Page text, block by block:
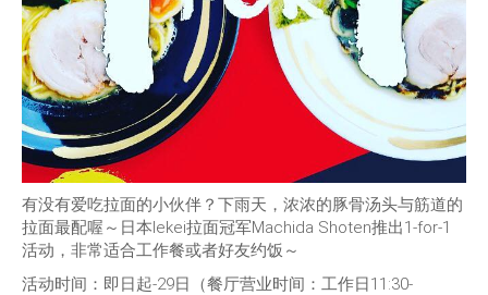
有没有爱吃拉面的小伙伴？下雨天，浓浓的豚骨汤头与筋道的
拉面最配喔～日本Iekei拉面冠军Machida Shoten推出1-for-1
活动，非常适合工作餐或者好友约饭～
活动时间：即日起-29日（餐厅营业时间：工作日11:30-